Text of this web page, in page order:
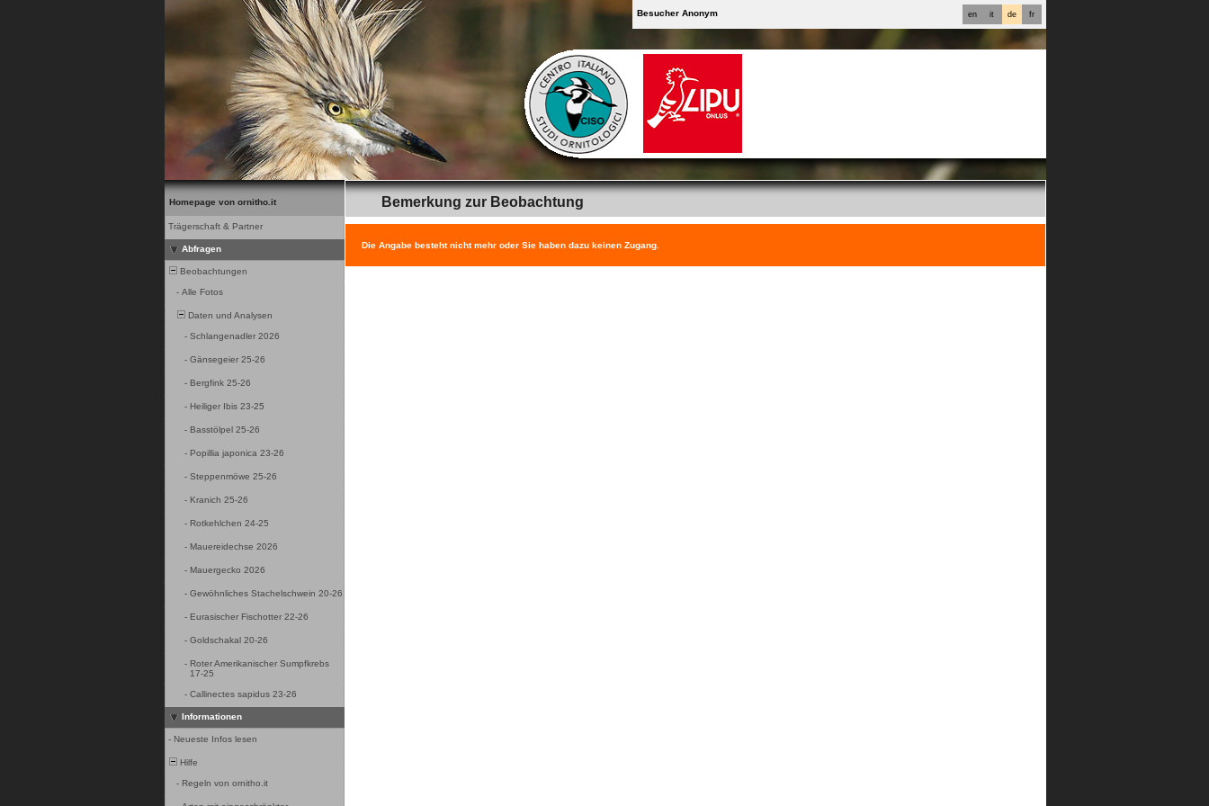
fr
de
it
en
Besucher Anonym
Homepage von ornitho.it
Trägerschaft & Partner
Abfragen
Beobachtungen
- Alle Fotos
Daten und Analysen
- Schlangenadler 2026
- Gänsegeier 25-26
- Bergfink 25-26
- Heiliger Ibis 23-25
- Basstölpel 25-26
- Popillia japonica 23-26
- Steppenmöwe 25-26
- Kranich 25-26
- Rotkehlchen 24-25
- Mauereidechse 2026
- Mauergecko 2026
- Gewöhnliches Stachelschwein 20-26
- Eurasischer Fischotter 22-26
- Goldschakal 20-26
- Roter Amerikanischer Sumpfkrebs
17-25
- Callinectes sapidus 23-26
Informationen
- Neueste Infos lesen
Hilfe
- Regeln von ornitho.it
Bemerkung zur Beobachtung
Die Angabe besteht nicht mehr oder Sie haben dazu keinen Zugang.